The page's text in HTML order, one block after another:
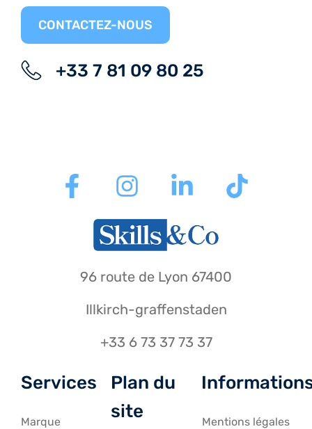
CONTACTEZ-NOUS
+33 7 81 09 80 25
96 route de Lyon 67400
Illkirch-graffenstaden
+33 6 73 37 73 37
Services
Marque
Plan du
site
Mentions légales